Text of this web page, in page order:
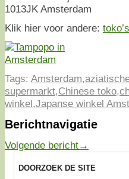
1013JK Amsterdam
Klik hier voor andere:
Tags: Amsterdam,
supermarkt,Chinese toko,
winkel,Japanse winkel
Berichtnavigatie
Volgende bericht→
DOORZOEK DE SITE